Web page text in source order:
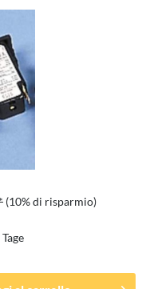
(10% di risparmio)